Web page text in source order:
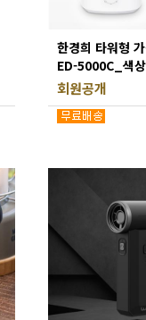
한경희 타워형
ED-5000C_색
회원공개